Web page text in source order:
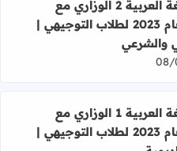
التوجيهي | الفرع الأدبي والشرعي
امتحان اللغة العربية 2 الوزاري مع
الإجابات لعام 2023 لطلاب التوجيهي |
والشرعي
08/
التوجيهي | الفروع الأكاديمية
امتحان اللغة العربية 1 الوزاري مع
الإجابات لعام 2023 لطلاب التوجيهي |